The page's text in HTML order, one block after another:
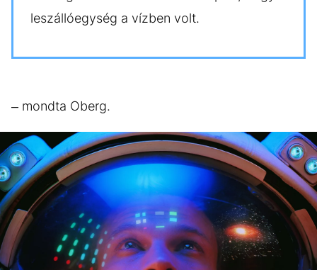
leszállóegység a vízben volt.
– mondta Oberg.